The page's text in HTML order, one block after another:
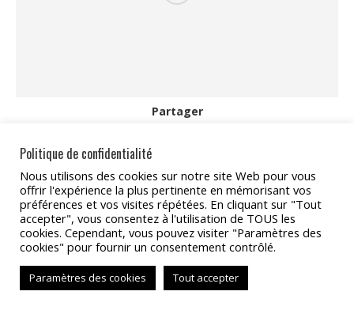
Partager
Partager
sur
Facebook
Partager
sur
X
sur
Pinterest
sur
LinkedIn
sur
WhatsApp
Copyright 2022 - TAT Services
BAS
Politique de confidentialité
Nous utilisons des cookies sur notre site Web pour vous
offrir l'expérience la plus pertinente en mémorisant vos
préférences et vos visites répétées. En cliquant sur "Tout
accepter", vous consentez à l'utilisation de TOUS les
cookies. Cependant, vous pouvez visiter "Paramètres des
cookies" pour fournir un consentement contrôlé.
Paramètres des cookies Tout accepter